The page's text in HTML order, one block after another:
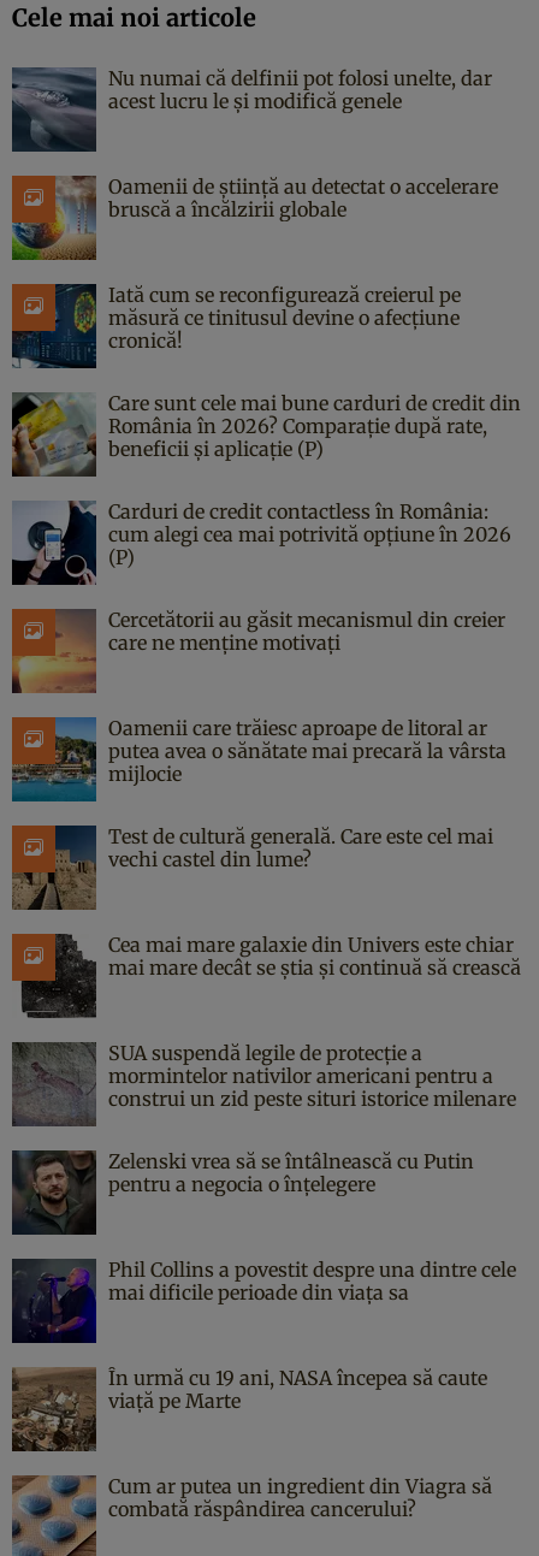
Cele mai noi articole
Nu numai că delfinii pot folosi unelte, dar
acest lucru le și modifică genele
Oamenii de știință au detectat o accelerare
bruscă a încălzirii globale
Iată cum se reconfigurează creierul pe
măsură ce tinitusul devine o afecțiune
cronică!
Care sunt cele mai bune carduri de credit din
România în 2026? Comparație după rate,
beneficii și aplicație (P)
Carduri de credit contactless în România:
cum alegi cea mai potrivită opțiune în 2026
(P)
Cercetătorii au găsit mecanismul din creier
care ne menține motivați
Oamenii care trăiesc aproape de litoral ar
putea avea o sănătate mai precară la vârsta
mijlocie
Test de cultură generală. Care este cel mai
vechi castel din lume?
Cea mai mare galaxie din Univers este chiar
mai mare decât se știa și continuă să crească
SUA suspendă legile de protecție a
mormintelor nativilor americani pentru a
construi un zid peste situri istorice milenare
Zelenski vrea să se întâlnească cu Putin
pentru a negocia o înțelegere
Phil Collins a povestit despre una dintre cele
mai dificile perioade din viața sa
În urmă cu 19 ani, NASA începea să caute
viaţă pe Marte
Cum ar putea un ingredient din Viagra să
combată răspândirea cancerului?